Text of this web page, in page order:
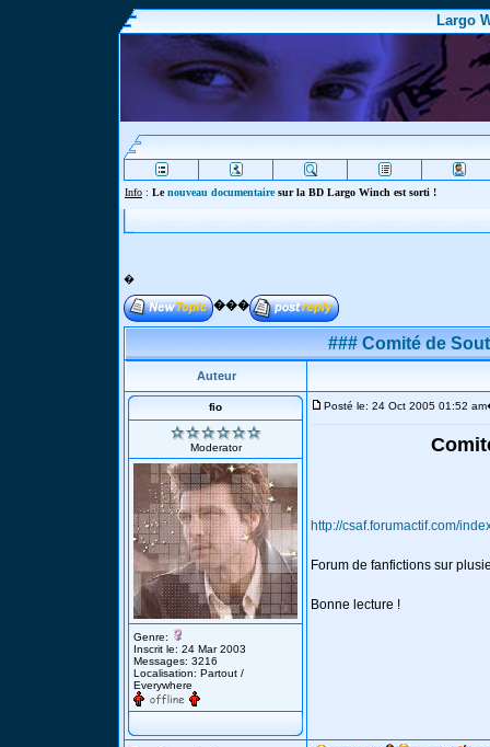
Largo
Info : Lenouveau documentairesur la BD Largo Winch est sorti !
�
���
### Comité de
Auteur
fio
Moderator
Genre:
Inscrit le: 24 Mar 2003
Messages: 3216
Localisation: Partout /
Everywhere
Posté le: 24 Oct 2005 01:52 am
http://csaf.forumactif.com/
Forum de fanfictions sur
Bonne lecture !